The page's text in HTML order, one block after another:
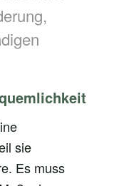
sie
Es muss